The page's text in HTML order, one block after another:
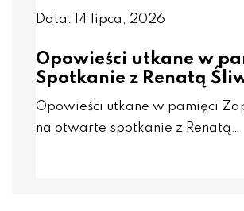
Data: 14 lipca, 2026
Opowieści utkane w
Spotkanie z Renatą
Opowieści utkane w pamięci
na otwarte spotkanie z Renatą…